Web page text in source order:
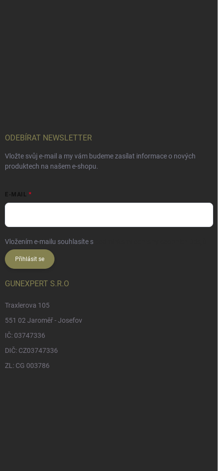
ODEBÍRAT NEWSLETTER
Vložte svůj e-mail a my vám budeme zasílat informace o nových
produktech na našem e-shopu.
E-MAIL
Vložením e-mailu souhlasíte s
Přihlásit se
GUNEXPERT S.R.O
Traxlerova 105
551 02 Jaroměř - Josefov
IČ: 03747336
DIČ: CZ03747336
ZL: CG 003786